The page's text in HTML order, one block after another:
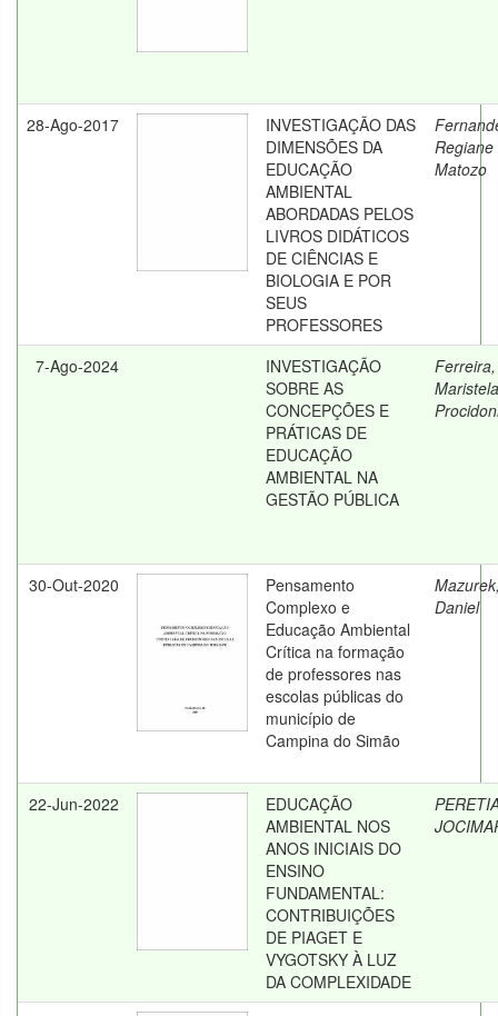
28-Ago-2017
INVESTIGAÇÃO DAS
DIMENSÕES DA
EDUCAÇÃO
AMBIENTAL
ABORDADAS PELOS
LIVROS DIDÁTICOS
DE CIÊNCIAS E
BIOLOGIA E POR
SEUS
PROFESSORES
Regiane
Matozo
7-Ago-2024
INVESTIGAÇÃO
SOBRE AS
CONCEPÇÕES E
PRÁTICAS DE
EDUCAÇÃO
AMBIENTAL NA
GESTÃO PÚBLICA
Ferreira,
Maristela
30-Out-2020
Pensamento
Complexo e
Educação Ambiental
Crítica na formação
de professores nas
escolas públicas do
município de
Campina do Simão
Daniel
22-Jun-2022
EDUCAÇÃO
AMBIENTAL NOS
ANOS INICIAIS DO
ENSINO
FUNDAMENTAL:
CONTRIBUIÇÕES
DE PIAGET E
VYGOTSKY À LUZ
DA COMPLEXIDADE